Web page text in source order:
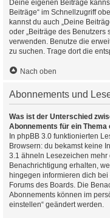
Deine eigenen Beiträge
Beiträge“ im Schnellzugriff
kannst du auch „Deine
oder „Beiträge des Benutzers
verwenden. Benutze die
zu suchen. Trage dort die
Nach oben
Abonnements und
Was ist der Unterschied
Abonnements für ein Thema
In phpBB 3.0 funktionierten
Browsern: du bekamst keine
3.1 ähneln Lesezeichen
Benachrichtigung erhalten,
hingegen informieren dich
Forums des Boards. Die
Abonnements können im
einstellen“ geändert werden.